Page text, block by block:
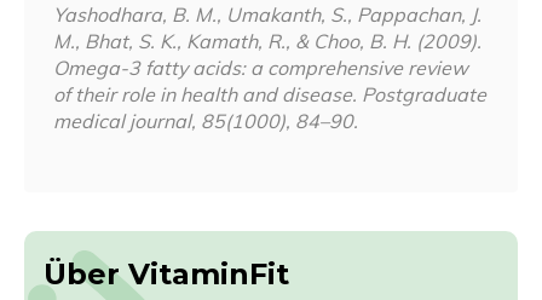
Yashodhara, B. M., Umakanth, S., Pappachan, J.
M., Bhat, S. K., Kamath, R., & Choo, B. H. (2009).
Omega-3 fatty acids: a comprehensive review
of their role in health and disease. Postgraduate
medical journal, 85(1000), 84–90.
Über VitaminFit